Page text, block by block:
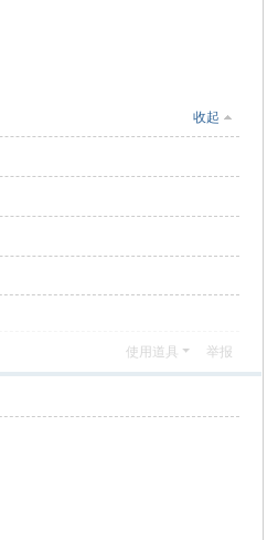
收起
使用道具 举报